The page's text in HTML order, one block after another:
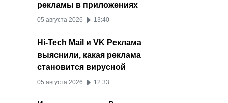
рекламы в приложениях
05 августа 2026 13:40
Hi-Tech Mail и VK Реклама
выяснили, какая реклама
становится вирусной
05 августа 2026 12:33